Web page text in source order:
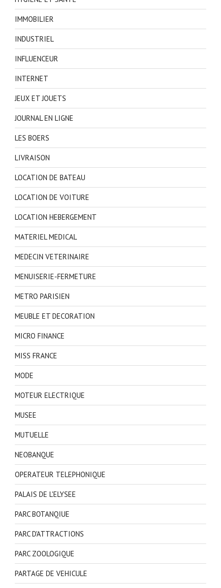
IMMOBILIER
INDUSTRIEL
INFLUENCEUR
INTERNET
JEUX ET JOUETS
JOURNAL EN LIGNE
LES BOERS
LIVRAISON
LOCATION DE BATEAU
LOCATION DE VOITURE
LOCATION HEBERGEMENT
MATERIEL MEDICAL
MEDECIN VETERINAIRE
MENUISERIE-FERMETURE
METRO PARISIEN
MEUBLE ET DECORATION
MICRO FINANCE
MISS FRANCE
MODE
MOTEUR ELECTRIQUE
MUSEE
MUTUELLE
NEOBANQUE
OPERATEUR TELEPHONIQUE
PALAIS DE L'ELYSEE
PARC BOTANQIUE
PARC D'ATTRACTIONS
PARC ZOOLOGIQUE
PARTAGE DE VEHICULE